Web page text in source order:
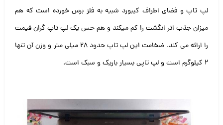
لپ تاپ و فضای اطراف کیبورد شبیه به فلز برس خورده است که هم
میزان جذب اثر انگشت را کم میکند و هم حس یک لپ تاپ گران قیمت
را ارائه می کند. ضخامت این لپ تاپ حدود ۲۸ میلی متر و وزن آن تنها
۲ کیلوگرم است و لپ تاپی بسیار باریک و سبک است.